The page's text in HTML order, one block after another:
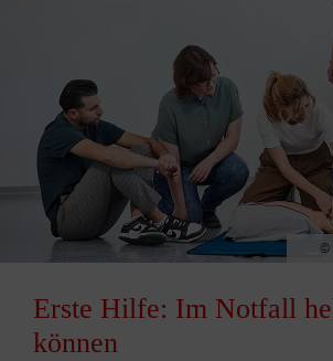
Erste Hilfe: Im Notfall
können